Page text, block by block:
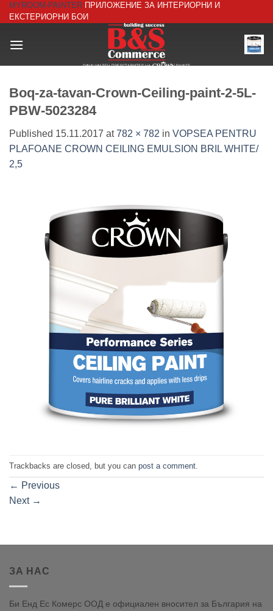
Skip
to
MYROOM-PAINTER ПРИЛОЖЕНИЕ ЗА ИНТЕРИОРНИ И
ЕКСТЕРИОРНИ БОИ
Boq-za-tavan-Crown-Ceiling-paint-2-5L-
PBW-5023284
Published 15.11.2017 at782 × 782 in VOPSEA PENTRU
PLAFOANE CROWN CEILING EMULSION BRIL WHITE/
2,5
Trackbacks are closed, but you can post a comment
← Previous
Next →
ЗА НАС
Би Енд Ес Комерс ООД е официален вносител за България на